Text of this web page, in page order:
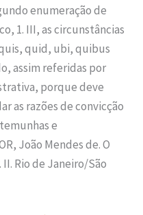
enumeração de
1. III, as circunstâncias
quid, ubi, quibus
assim referidas por
porque deve
as razões de convicção
e
João Mendes de. O
Rio de Janeiro/São